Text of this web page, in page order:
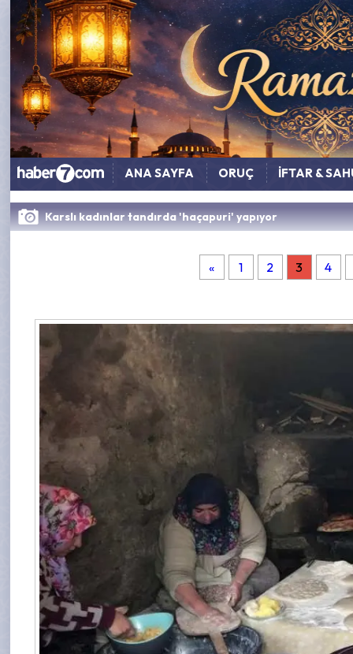
ANA SAYFA ORUÇ İFTAR &
Karslı kadınlar tandırda 'haçapuri' yapıyor
« 1 2 3 4